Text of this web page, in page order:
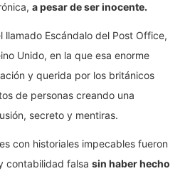
a pesar de ser inocente.
llamado Escándalo del Post Office,
Unido, en la que esa enorme
y querida por los británicos
de personas creando una
secreto y mentiras.
con historiales impecables fueron
contabilidad falsa sin haber hecho